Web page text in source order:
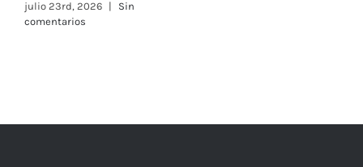
julio 23rd, 2026 |
Sin
comentarios